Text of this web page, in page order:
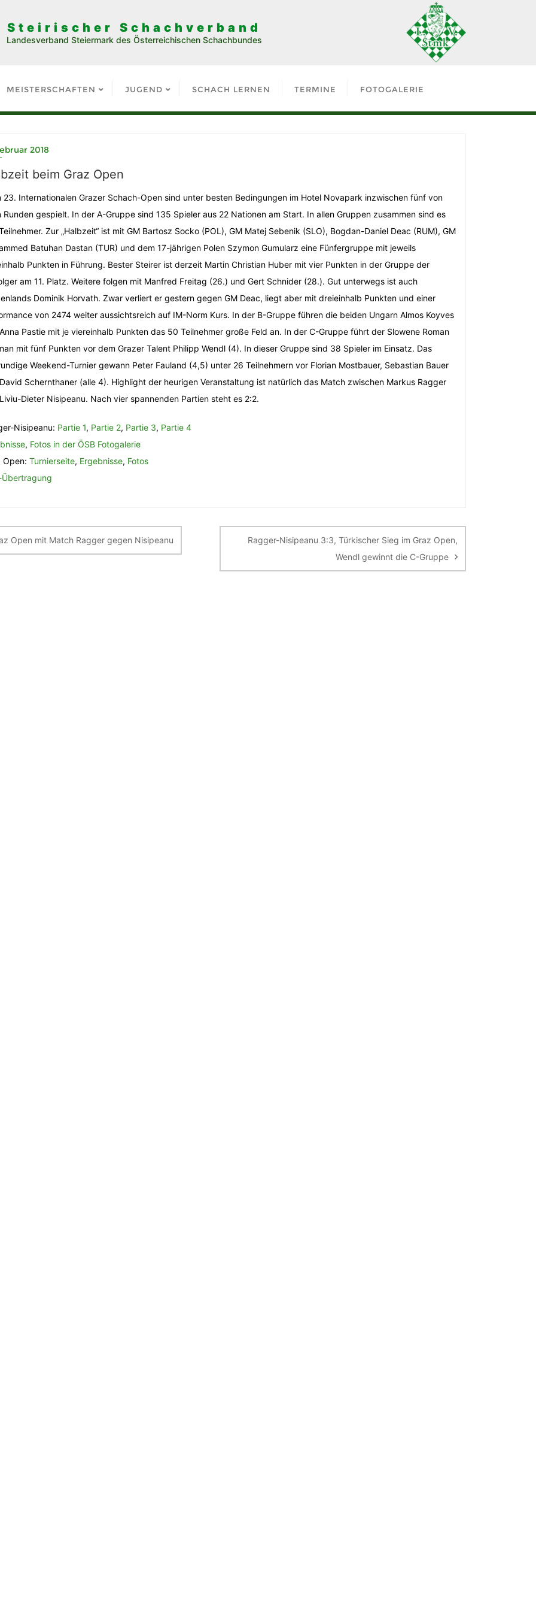
Steirischer Schachverband
Landesverband Steiermark des Österreichischen Schachbundes
MEISTERSCHAFTEN JUGEND SCHACH LERNEN TERMINE FOTOGALERIE
2018
beim Graz Open
23. Internationalen Grazer Schach-Open sind unter besten Bedingungen im Hotel Novapark inzwischen fünf von
Runden gespielt. In der A-Gruppe sind 135 Spieler aus 22 Nationen am Start. In allen Gruppen zusammen sind es
Zur „Halbzeit“ ist mit GM Bartosz Socko (POL), GM Matej Sebenik (SLO), Bogdan-Daniel Deac (RUM), GM
Batuhan Dastan (TUR) und dem 17-jährigen Polen Szymon Gumularz eine Fünfergruppe mit jeweils
Punkten in Führung. Bester Steirer ist derzeit Martin Christian Huber mit vier Punkten in der Gruppe der
am 11. Platz. Weitere folgen mit Manfred Freitag (26.) und Gert Schnider (28.). Gut unterwegs ist auch
Dominik Horvath. Zwar verliert er gestern gegen GM Deac, liegt aber mit dreieinhalb Punkten und einer
von 2474 weiter aussichtsreich auf IM-Norm Kurs. In der B-Gruppe führen die beiden Ungarn Almos Koyves
Pastie mit je viereinhalb Punkten das 50 Teilnehmer große Feld an. In der C-Gruppe führt der Slowene Roman
mit fünf Punkten vor dem Grazer Talent Philipp Wendl (4). In dieser Gruppe sind 38 Spieler im Einsatz. Das
Weekend-Turnier gewann Peter Fauland (4,5) unter 26 Teilnehmern vor Florian Mostbauer, Sebastian Bauer
Schernthaner (alle 4). Highlight der heurigen Veranstaltung ist natürlich das Match zwischen Markus Ragger
Dieter Nisipeanu. Nach vier spannenden Partien steht es 2:2.
Nisipeanu: Partie 1, Partie 2, Partie 3, Partie 4
, Fotos in der ÖSB Fotogalerie
Open: Turnierseite, Ergebnisse, Fotos
Open mit Match Ragger gegen Nisipeanu
Ragger-Nisipeanu 3:3, Türkischer Sieg im Graz Open,
Wendl gewinnt die C-Gruppe